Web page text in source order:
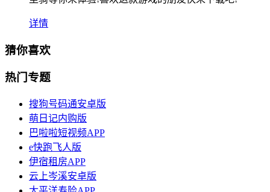
详情
猜你喜欢
热门专题
搜狗号码通安卓版
萌日记内购版
巴啦啦短视频APP
e快跑飞人版
伊宿租房APP
云上岑溪安卓版